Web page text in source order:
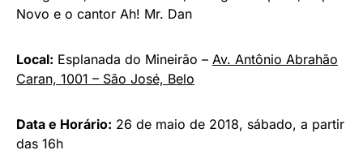
Novo e o cantor Ah! Mr. Dan
Local: Esplanada do Mineirão – Av. Antônio Abrahão
Caran, 1001 – São José, Belo
Data e Horário: 26 de maio de 2018, sábado, a partir
das 16h